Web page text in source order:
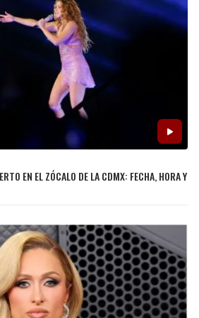
EN EL ZÓCALO DE LA CDMX: FECHA, HORA Y